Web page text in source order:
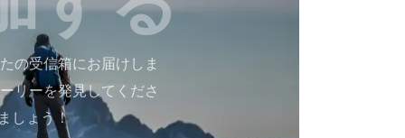
の受信箱にお届けしま
リーを発見してくださ
しょう！